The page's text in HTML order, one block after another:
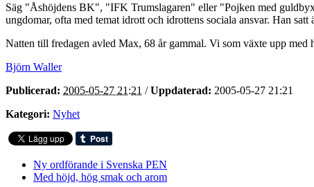
Säg "Åshöjdens BK", "IFK Trumslagaren" eller "Pojken med
ungdomar, ofta med temat idrott och idrottens sociala ansvar. Han
Natten till fredagen avled Max, 68 år gammal. Vi som växte upp med
Björn Waller
Publicerad: 2005-05-27 21:21 /Uppdaterad: 2005-05-27 21:21
Kategori: Nyhet
Ny ordförande i Svenska PEN
Med höjd, hög smak och arom